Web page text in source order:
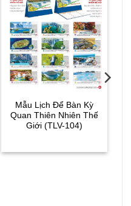
Mẫu Lịch Để Bàn Kỳ
Quan Thiên Nhiên Thế
Giới (TLV-104)